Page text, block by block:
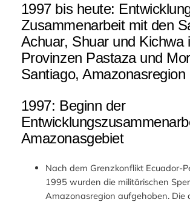
1997 bis heute:
Zusammenarbeit mit den
Achuar, Shuar und Kichwa
Provinzen Pastaza und
Santiago, Amazonasregion
1997: Beginn der
Amazonasgebiet
Nach dem Grenzkonflikt Ecuador-
1995 wurden die militärischen
Amazonasregion aufgehoben. Die